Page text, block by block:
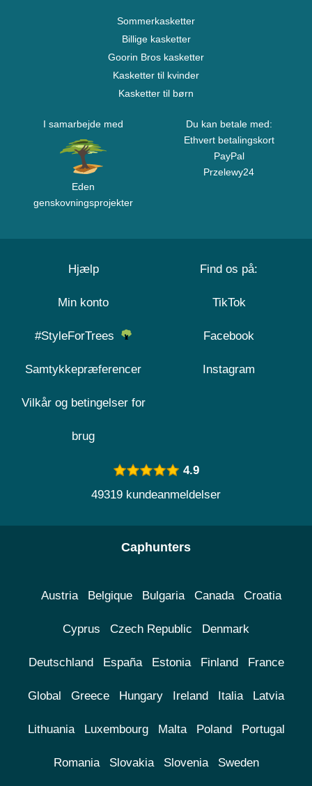
Sommerkasketter
Billige kasketter
Goorin Bros kasketter
Kasketter til kvinder
Kasketter til børn
I samarbejde med
Eden
genskovningsprojekter
Du kan betale med:
Ethvert betalingskort
PayPal
Przelewy24
Hjælp
Min konto
#StyleForTrees
Samtykkepræferencer
Vilkår og betingelser for
brug
Find os på:
TikTok
Facebook
Instagram
4.9
49319 kundeanmeldelser
Caphunters
Austria Belgique Bulgaria Canada Croatia
Cyprus Czech Republic Denmark
Deutschland España Estonia Finland France
Global Greece Hungary Ireland Italia Latvia
Lithuania Luxembourg Malta Poland Portugal
Romania Slovakia Slovenia Sweden